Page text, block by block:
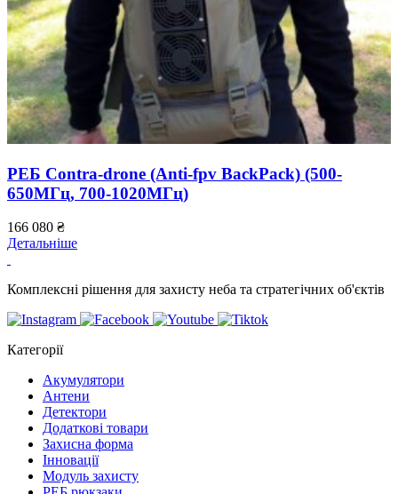
РЕБ Contra-drone (Anti-fpv BackPack) (500-
650МГц, 700-1020МГц)
166 080 ₴
Детальніше
Комплексні рішення для захисту неба та стратегічних об'єктів
Категорії
Акумулятори
Антени
Детектори
Додаткові товари
Захисна форма
Інновації
Модуль захисту